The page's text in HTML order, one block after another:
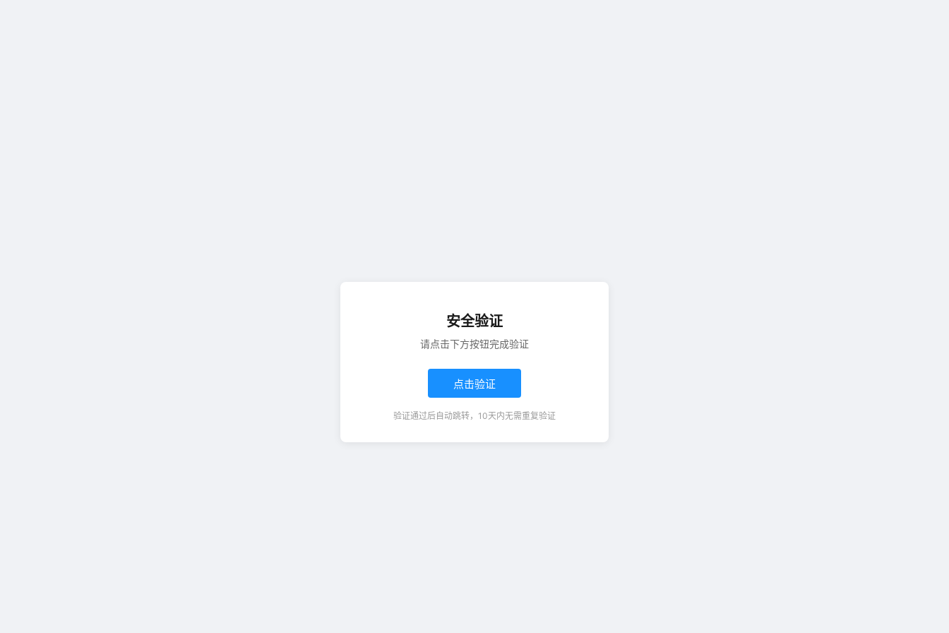
安全验证
请点击下方按钮完成验证
点击验证
验证通过后自动跳转，10天内无需重复验证